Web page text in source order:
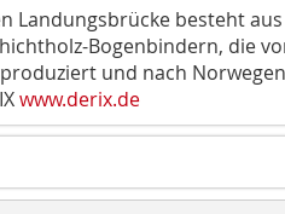
Landungsbrücke besteht
Bogenbindern, die
und nach
www.derix.de